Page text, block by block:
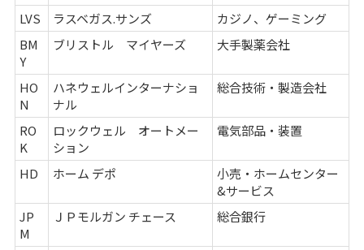
LVS ラスベガス.サンズ
カジノ、ゲーミング
BM
Y
ブリストル マイヤーズ 大手製薬会社
HO
N
ハネウェルインターナショ
ナル
総合技術・製造会社
RO
K
ロックウェル オートメー
ション
電気部品・装置
HD ホーム デポ
小売・ホームセンター
&サービス
JP
M
ＪＰモルガン チェース 総合銀行